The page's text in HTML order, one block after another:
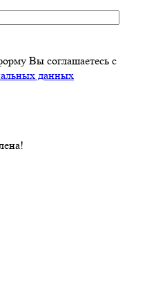
Вы соглашаетесь с
данных